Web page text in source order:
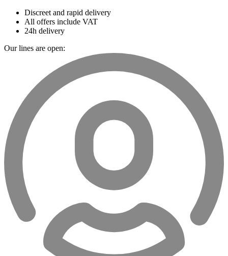
Discreet and rapid delivery
All offers include VAT
24h delivery
Our lines are open: